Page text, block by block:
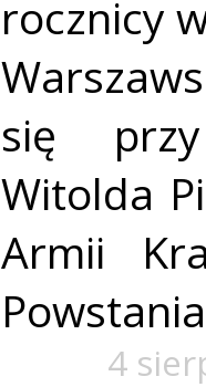
rocznicy
się
Witolda
Armii
4